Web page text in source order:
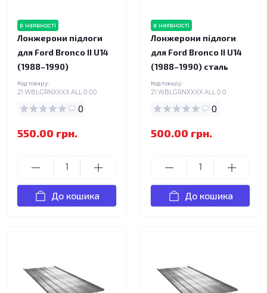
в наявності
Лонжерони підлоги
для Ford Bronco II U14
(1988–1990)
Код товару:
21.WBLGRNXXXX.ALL.0.00
0
550.00 грн.
До кошика
в наявності
Лонжерони підлоги
для Ford Bronco II U14
(1988–1990) сталь
Код товару:
21.WBLGRNXXXX.ALL.0.0
0
500.00 грн.
До кошика